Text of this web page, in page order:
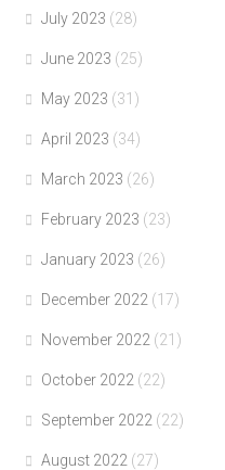
July 2023 (28)
June 2023 (25)
May 2023 (31)
April 2023 (34)
March 2023 (26)
February 2023 (23)
January 2023 (26)
December 2022 (17)
November 2022 (21)
October 2022 (22)
September 2022 (22)
August 2022 (27)